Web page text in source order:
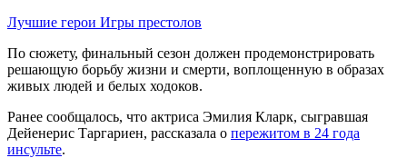
Лучшие герои Игры престолов
По сюжету, финальный сезон должен продемонстрировать
решающую борьбу жизни и смерти, воплощенную в образах
живых людей и белых ходоков.
Ранее сообщалось, что актриса Эмилия Кларк, сыгравшая
Дейенерис Таргариен, рассказала о пережитом в 24 года
инсульте.